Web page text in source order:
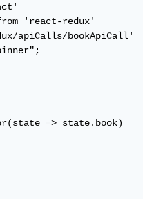
'react-redux'
apiCalls/bookApiCall'
=> state.book)